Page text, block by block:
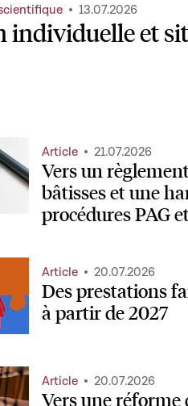
individuelle et
13.07.2026
Vers un
bâtisses et une
procédures PAG
Article 21.07.2026
Des prestations
à partir de 2027
Article 20.07.2026
Vers une réforme
Article 20.07.2026